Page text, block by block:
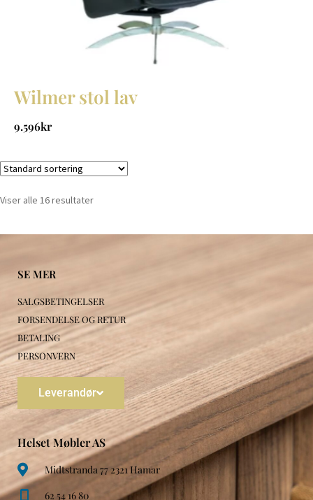
Wilmer stol lav
9.596kr
Viser alle 16 resultater
SE MER
SALGSBETINGELSER
FORSENDELSE OG RETUR
BETALING
PERSONVERN
Leverandør
Helset Møbler AS
Midtstranda 77 2321 Hamar
62 54 16 80